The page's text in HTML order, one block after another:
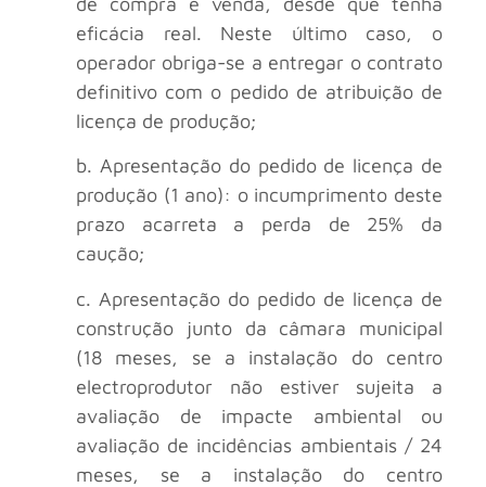
eficácia real. Neste último caso, o
operador obriga-se a entregar o contrato
definitivo com o pedido de atribuição de
licença de produção;
b. Apresentação do pedido de licença de
produção (1 ano): o incumprimento deste
prazo acarreta a perda de 25% da
caução;
c. Apresentação do pedido de licença de
construção junto da câmara municipal
(18 meses, se a instalação do centro
electroprodutor não estiver sujeita a
avaliação de impacte ambiental ou
avaliação de incidências ambientais / 24
meses, se a instalação do centro